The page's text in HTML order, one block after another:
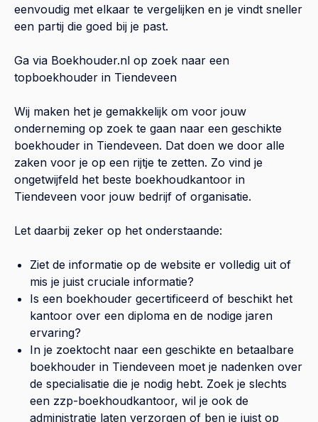
eenvoudig met elkaar te vergelijken en je vindt sneller
een partij die goed bij je past.
Ga via Boekhouder.nl op zoek naar een
topboekhouder in Tiendeveen
Wij maken het je gemakkelijk om voor jouw
onderneming op zoek te gaan naar een geschikte
boekhouder in Tiendeveen. Dat doen we door alle
zaken voor je op een rijtje te zetten. Zo vind je
ongetwijfeld het beste boekhoudkantoor in
Tiendeveen voor jouw bedrijf of organisatie.
Let daarbij zeker op het onderstaande:
Ziet de informatie op de website er volledig uit of
mis je juist cruciale informatie?
Is een boekhouder gecertificeerd of beschikt het
kantoor over een diploma en de nodige jaren
ervaring?
In je zoektocht naar een geschikte en betaalbare
boekhouder in Tiendeveen moet je nadenken over
de specialisatie die je nodig hebt. Zoek je slechts
een zzp-boekhoudkantoor, wil je ook de
administratie laten verzorgen of ben je juist op